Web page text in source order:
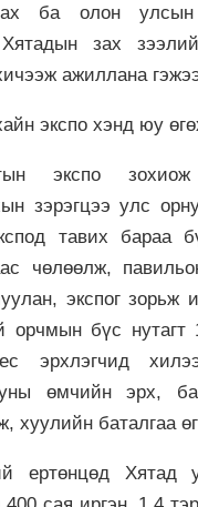
ба олон улсын
Хятадын зах
ажиллана
экспо зохиож
зэрэгцээ улс
тавих бараа
чөлөөлж,
экспог зорьж
орчмын бүс нутагт
эрхлэгчид
өмчийн эрх,
хуулийн баталгаа
ертөнцөд Хятад